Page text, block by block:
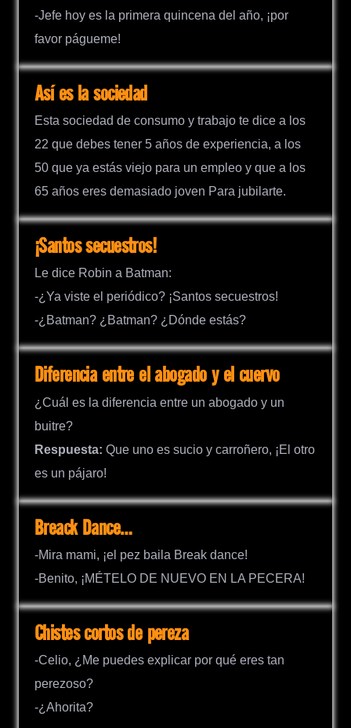
-Jefe hoy es la primera quincena del año, ¡por
favor págueme!
Así es la sociedad
Esta sociedad de consumo y trabajo te dice a los
22 que debes tener 5 años de experiencia, a los
50 que ya estás viejo para un empleo y que a los
65 años eres demasiado joven Para jubilarte.
¡Santos secuestros!
Le dice Robin a Batman:
-¿Ya viste el periódico? ¡Santos secuestros!
-¿Batman? ¿Batman? ¿Dónde estás?
Diferencia entre el abogado y el cuervo
¿Cuál es la diferencia entre un abogado y un
buitre?
Respuesta: Que uno es sucio y carroñero, ¡El otro
es un pájaro!
Breack Dance…
-Mira mami, ¡el pez baila Break dance!
-Benito, ¡MÉTELO DE NUEVO EN LA PECERA!
Chistes cortos de pereza
-Celio, ¿Me puedes explicar por qué eres tan
perezoso?
-¿Ahorita?